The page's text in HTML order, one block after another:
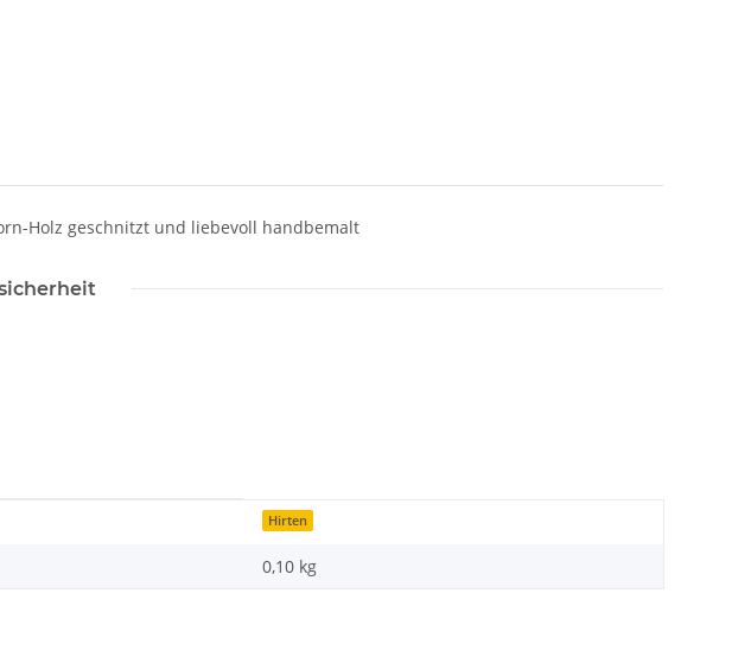
Holz geschnitzt und liebevoll handbemalt
Hirten
0,10 kg